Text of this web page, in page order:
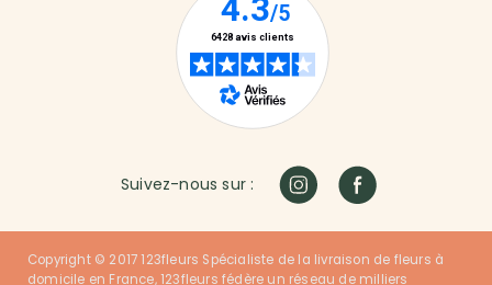
Suivez-nous sur :
Copyright © 2017 123fleurs Spécialiste de la livraison de fleurs à
domicile en France, 123fleurs fédère un réseau de milliers